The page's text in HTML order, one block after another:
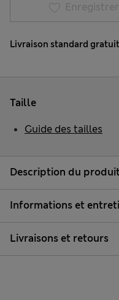
Livraison standard
Description du
Informations et
Livraisons et retours
Taille
Guide des tailles